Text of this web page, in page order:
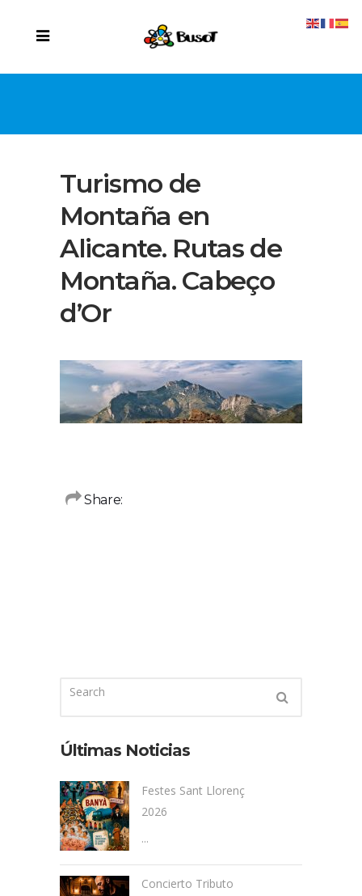
Turismo de
Montaña en
Alicante. Rutas de
Montaña. Cabeço
d’Or
Share:
Últimas Noticias
Festes Sant Llorenç
2026
...
Concierto Tributo